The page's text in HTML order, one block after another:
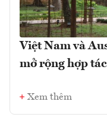
Việt Nam và
mở rộng hợp
Xem thêm